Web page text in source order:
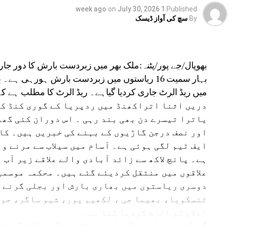
Published
1 week ago
on July 30, 2026
By سچ کی آواز ڈیسک
بھوپال/جے پور/پٹنہ:ملک بھر میں زبردست بارش کا دور
بہار سمیت 16 ریاستوں میں زبردست بارش ہورہی
میں ریڈ الرٹ جاری کردیا گیاہے۔ ریڈ الرٹ کا مطلب ہے کہ 24 گھنٹے میں حد سے زیادہ
دریں اثنا اتراکھنڈ میں ردپریا کے گوری کنڈ
یاترا تیسرے دن بھی بند رہی ۔ اس دوران کئی
اور نصف درجن گاڑیوں کے بہنے کی خبریں ہیں۔
ایف ٹیم لگی ہوئی ہے۔ آسام میں سیلاب سے مرنے
ہے۔ پانچ لاکھ سے زائد آبادی والے علاقے زیر
علاقوں میں منتقل کردیئے گئے ہیں۔ محکمہ
دوسری ریاستوں میں بھاری بارش اور بجلی
تنسکویا، بھیما جی ، لکھیم پور، شیو ساگر،